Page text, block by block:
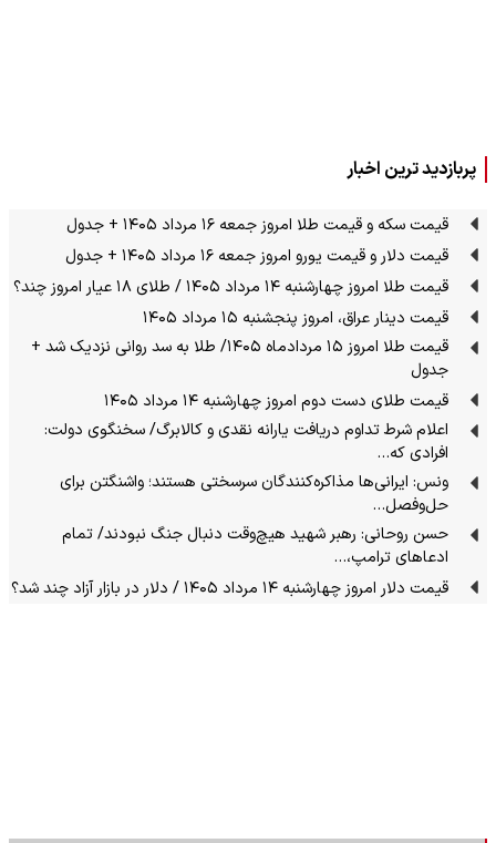
پربازدید ترین اخبار
قیمت سکه و قیمت طلا امروز جمعه ۱۶ مرداد ۱۴۰۵ + جدول
قیمت دلار و قیمت یورو امروز جمعه ۱۶ مرداد ۱۴۰۵ + جدول
قیمت طلا امروز چهارشنبه ۱۴ مرداد ۱۴۰۵ / طلای ۱۸ عیار امروز چند؟
قیمت دینار عراق، امروز پنجشنبه ۱۵ مرداد ۱۴۰۵
قیمت طلا امروز ۱۵ مردادماه ۱۴۰۵/ طلا به سد روانی نزدیک شد +
جدول
قیمت طلای دست دوم امروز چهارشنبه ۱۴ مرداد ۱۴۰۵
اعلام شرط تداوم دریافت یارانه نقدی و کالابرگ/ سخنگوی دولت:
افرادی که…
ونس: ایرانی‌ها مذاکره‌کنندگان سرسختی هستند؛ واشنگتن برای
حل‌وفصل…
حسن روحانی: رهبر شهید هیچ‌وقت دنبال جنگ نبودند/ تمام
ادعاهای ترامپ،…
قیمت دلار امروز چهارشنبه ۱۴ مرداد ۱۴۰۵ / دلار در بازار آزاد چند شد؟